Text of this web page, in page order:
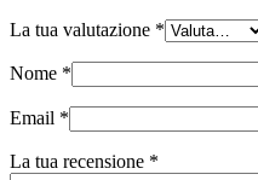
La tua valutazione *
Nome *
Email *
La tua recensione *